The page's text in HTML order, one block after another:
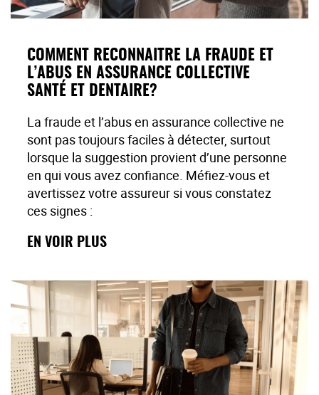
COMMENT RECONNAÎTRE LA FRAUDE ET
L’ABUS EN ASSURANCE COLLECTIVE
SANTÉ ET DENTAIRE?
La fraude et l’abus en assurance collective ne
sont pas toujours faciles à détecter, surtout
lorsque la suggestion provient d’une personne
en qui vous avez confiance. Méfiez-vous et
avertissez votre assureur si vous constatez
ces signes :
Sentiment de pression de votre fournisseur de
produits ou des procédures non nécessaires
Être encouragé à réclamer pour des produits ou
des services que vous n’avez pas reçus ou qui
ne sont pas couverts par votre assurance
Fournisseurs de soins de santé ou dentaires qui
semblent plus préoccupés par les détails de
EN VOIR PLUS